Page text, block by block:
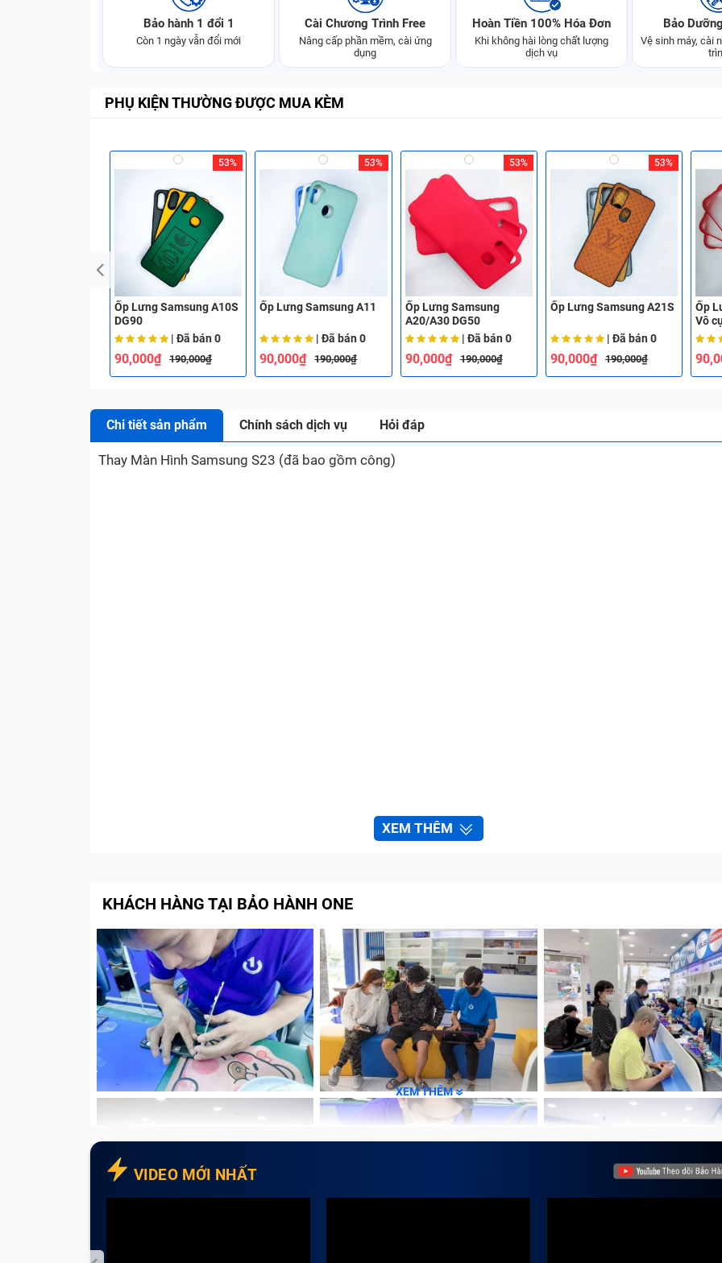
Bảo hành 1 đổi 1
Còn 1 ngày vẫn đổi mới
Cài Chương Trình Free
Nâng cấp phần mềm, cài ứng
dụng
Hoàn Tiền 100% Hóa Đơn
Khi không hài lòng chất lượng
dịch vụ
Bảo
Vệ sinh máy, cài
PHỤ KIỆN THƯỜNG ĐƯỢC MUA KÈM
53%
Ốp Lưng Samsung A10S
DG90
| Đã bán 0
90,000₫ 190,000₫
53%
Ốp Lưng Samsung A11
| Đã bán0
90,000₫ 190,000₫
53%
Ốp Lưng Samsung
A20/A30 DG50
| Đã bán 0
90,000₫ 190,000₫
53%
Ốp Lưng Samsung A21S
| Đã bán 0
90,000₫ 190,000₫
Ốp
Vô
Chi tiết sản phẩm Chính sách dịch vụ Hỏi đáp
Thay Màn Hình Samsung S23 (đã bao gồm công)
XEM THÊM
KHÁCH HÀNG TẠI BẢO HÀNH ONE
XEM THÊM
VIDEO MỚI NHẤT